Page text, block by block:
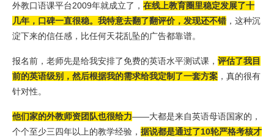
外教口语课平台2009年就成立了， 在线上教育圈里稳定发展了十
几年，口碑一直很稳。我特意去翻了翻评价，发现还不错 ，这种沉
淀下来的信任感，比任何天花乱坠的广告都靠谱。
报名前，老师先是给我安排了免费的英语水平测试课， 评估了我目
前的英语级别，然后根据我的需求给我定制了一套方案 ，真的很有
针对性。
他们家的外教师资团队也很给力——大都是来自英语母语国家的，
个个至少三四年以上的教学经验， 据说都是通过了10轮严格考核才